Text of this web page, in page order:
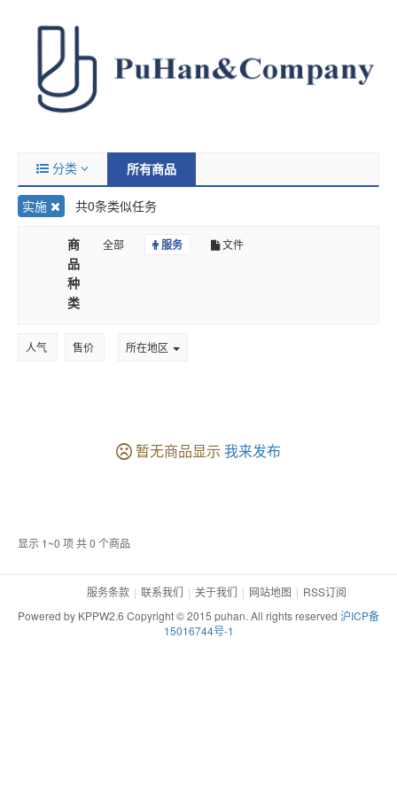
分类 所有商品
实施 共0条类似任务
商
品
种
类
全部 服务 文件
人气 售价 所在地区
暂无商品显示 我来发布
显示 1~0 项 共 0 个商品
服务条款 联系我们 关于我们 网站地图
RSS订阅
Powered by KPPW2.6 Copyright © 2015 puhan. All rights reserved 沪ICP备
15016744号-1